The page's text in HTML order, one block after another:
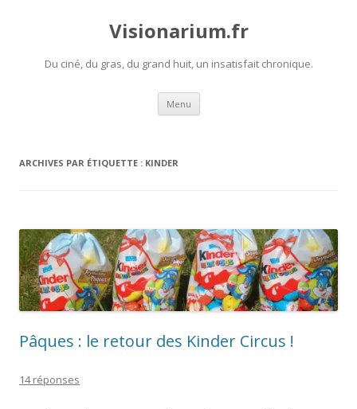
Visionarium.fr
Du ciné, du gras, du grand huit, un insatisfait chronique.
Menu Aller
contenu
ARCHIVES PAR ÉTIQUETTE : KINDER
Pâques : le retour des Kinder Circus !
14 réponses